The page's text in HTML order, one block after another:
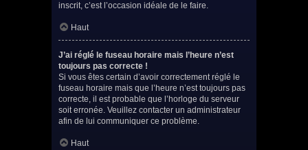
inscrit, c’est l’occasion idéale de le faire.
Haut
J’ai réglé le fuseau horaire mais l’heure n’est
toujours pas correcte !
Si vous êtes certain d’avoir correctement réglé le
fuseau horaire mais que l’heure n’est toujours pas
correcte, il est probable que l’horloge du serveur
soit erronée. Veuillez contacter un administrateur
afin de lui communiquer ce problème.
Haut